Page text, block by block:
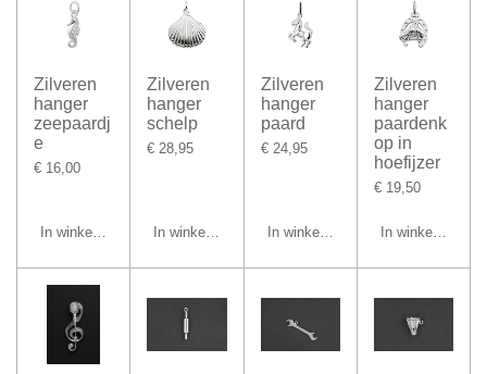
Zilveren
hanger
zeepaardj
e
€ 16,00
In winkelwagen
Zilveren
hanger
schelp
€ 28,95
In winkelwagen
Zilveren
hanger
paard
€ 24,95
In winkelwagen
Zilveren
hanger
paardenk
op in
hoefijzer
€ 19,50
In winkelwagen